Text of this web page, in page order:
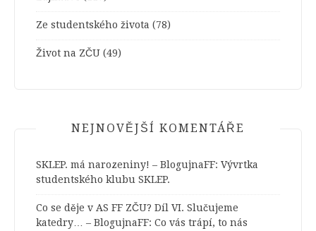
Ze studentského života (78)
Život na ZČU (49)
NEJNOVĚJŠÍ KOMENTÁŘE
SKLEP. má narozeniny! – BlogujnaFF: Vývrtka
studentského klubu SKLEP.
Co se děje v AS FF ZČU? Díl VI. Slučujeme
katedry… – BlogujnaFF: Co vás trápí, to nás